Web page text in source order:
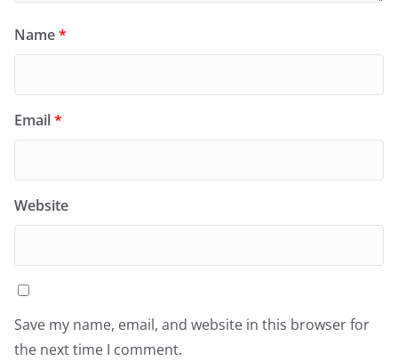
Name*
Email*
Website
Save my name, email, and website in this browser for
the next time I comment.